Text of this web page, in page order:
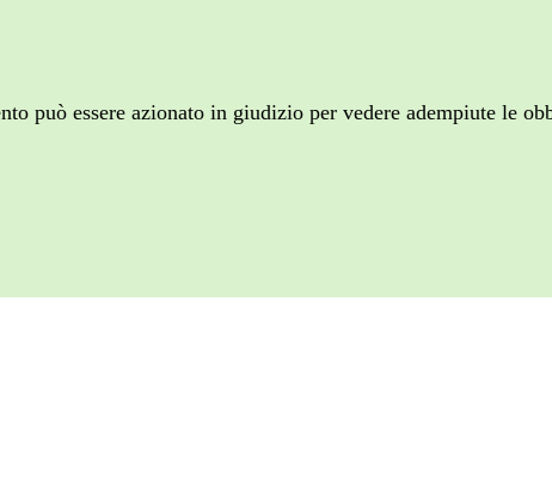
può essere azionato in giudizio per vedere adempiute le